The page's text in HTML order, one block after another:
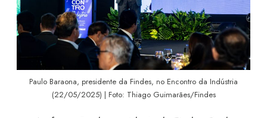
Paulo Baraona, presidente da Findes, no Encontro da Indústria
(22/05/2025) | Foto: Thiago Guimarães/Findes